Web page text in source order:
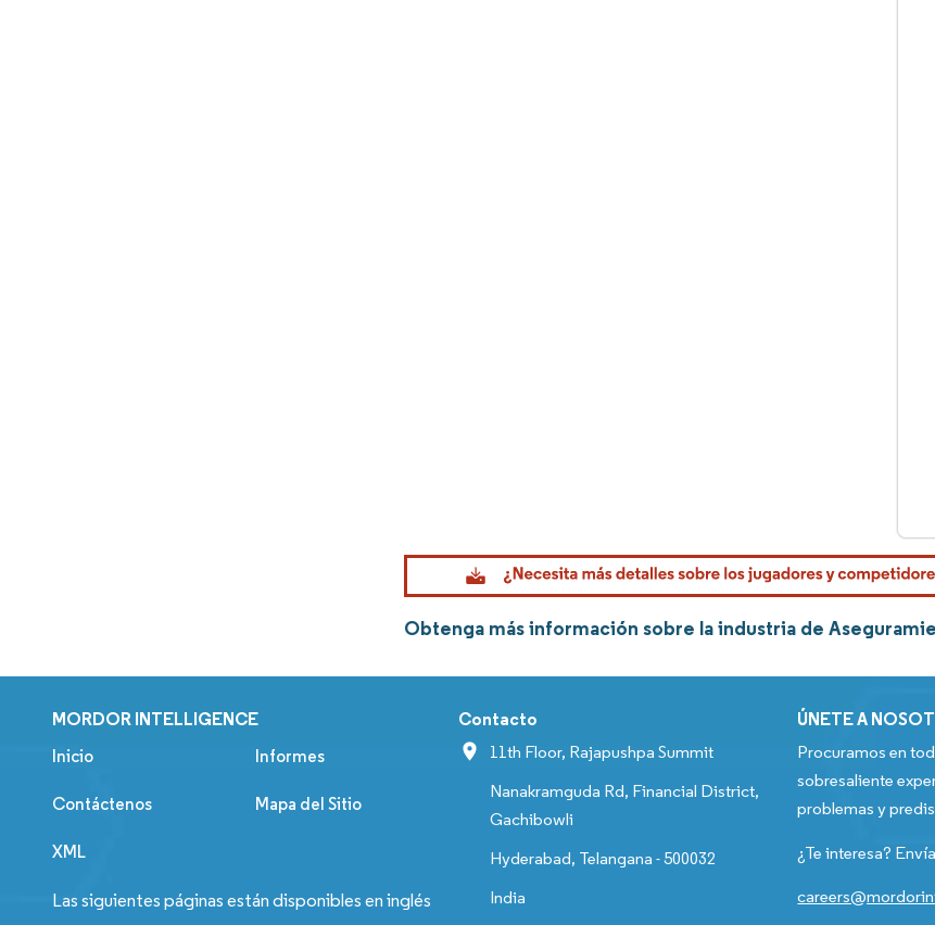
Obtenga más información sobre la industria de
MORDOR INTELLIGENCE
Inicio Informes
Contáctenos Mapa del Sitio
XML
Las siguientes páginas están disponibles en inglés
Contacto
11th Floor, Rajapushpa Summit
Nanakramguda Rd, Financial District,
Gachibowli
Hyderabad, Telangana - 500032
India
ÚNETE A
Procuramos en
sobresaliente
problemas y
¿Te interesa?